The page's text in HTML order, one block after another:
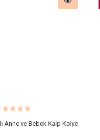
Anne ve Bebek Kalp Kolye